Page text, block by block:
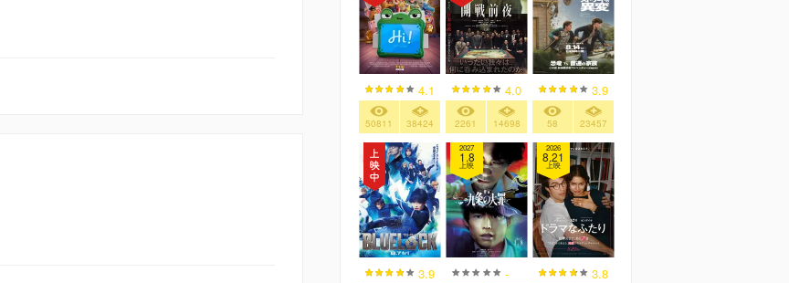
4.1
50811 38424
4.0
2261 14698
3.9
58 23457
3.9
2027
1.8
上映
-
2026
8.21
上映
3.8